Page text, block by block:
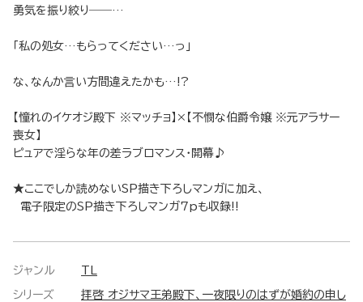
勇気を振り絞り――…
「私の処女…もらってください…っ」
な、なんか言い方間違えたかも…!?
【憧れのイケオジ殿下 ※マッチョ】×【不憫な伯爵令嬢 ※元アラサー
喪女】
ピュアで淫らな年の差ラブロマンス・開幕♪
★ここでしか読めないSP描き下ろしマンガに加え、
電子限定のSP描き下ろしマンガ7pも収録!!
ジャンル
シリーズ
拝啓 オジサマ王弟殿下、一夜限りのはずが婚約の申し